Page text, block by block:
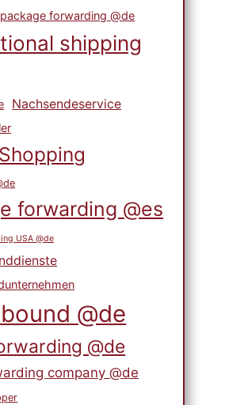
forwarding @de
shipping
Nachsendeservice
forwarding @es
USA @de
@de
@de
company @de